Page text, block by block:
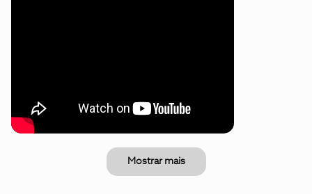
Mostrar mais